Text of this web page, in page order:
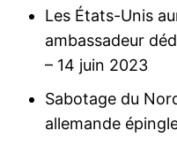
Les États-Unis
ambassadeur
– 14 juin 2023
Sabotage du
allemande